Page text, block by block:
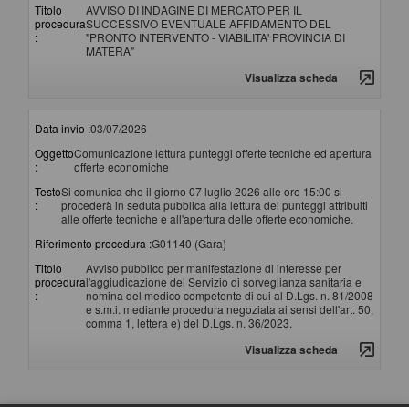
Titolo
procedura
:
AVVISO DI INDAGINE DI MERCATO PER IL
SUCCESSIVO EVENTUALE AFFIDAMENTO DEL
"PRONTO INTERVENTO - VIABILITA' PROVINCIA DI
MATERA"
Visualizza scheda
Data invio :03/07/2026
Oggetto
:
Comunicazione lettura punteggi offerte tecniche ed apertura
offerte economiche
Testo
:
Si comunica che il giorno 07 luglio 2026 alle ore 15:00 si
procederà in seduta pubblica alla lettura dei punteggi attribuiti
alle offerte tecniche e all'apertura delle offerte economiche.
Riferimento procedura :G01140 (Gara)
Titolo
procedura
:
Avviso pubblico per manifestazione di interesse per
l'aggiudicazione del Servizio di sorveglianza sanitaria e
nomina del medico competente di cui al D.Lgs. n. 81/2008
e s.m.i. mediante procedura negoziata ai sensi dell'art. 50,
comma 1, lettera e) del D.Lgs. n. 36/2023.
Visualizza scheda